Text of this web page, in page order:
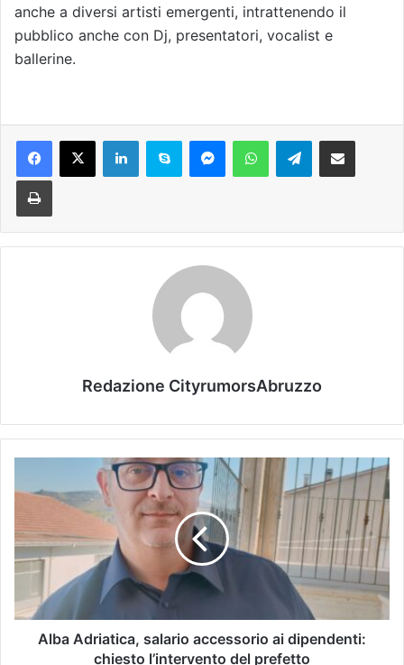
anche a diversi artisti emergenti, intrattenendo il
pubblico anche con Dj, presentatori, vocalist e
ballerine.
Telegram
Redazione CityrumorsAbruzzo
Alba Adriatica, salario accessorio ai dipendenti:
chiesto l’intervento del prefetto